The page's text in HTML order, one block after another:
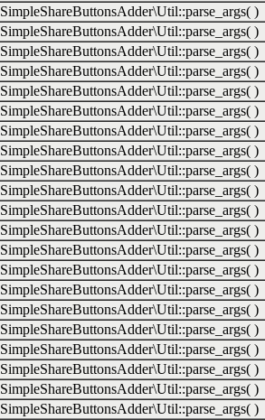
SimpleShareButtonsAdder\Util::parse_args( )
SimpleShareButtonsAdder\Util::parse_args( )
SimpleShareButtonsAdder\Util::parse_args( )
SimpleShareButtonsAdder\Util::parse_args( )
SimpleShareButtonsAdder\Util::parse_args( )
SimpleShareButtonsAdder\Util::parse_args( )
SimpleShareButtonsAdder\Util::parse_args( )
SimpleShareButtonsAdder\Util::parse_args( )
SimpleShareButtonsAdder\Util::parse_args( )
SimpleShareButtonsAdder\Util::parse_args( )
SimpleShareButtonsAdder\Util::parse_args( )
SimpleShareButtonsAdder\Util::parse_args( )
SimpleShareButtonsAdder\Util::parse_args( )
SimpleShareButtonsAdder\Util::parse_args( )
SimpleShareButtonsAdder\Util::parse_args( )
SimpleShareButtonsAdder\Util::parse_args( )
SimpleShareButtonsAdder\Util::parse_args( )
SimpleShareButtonsAdder\Util::parse_args( )
SimpleShareButtonsAdder\Util::parse_args( )
SimpleShareButtonsAdder\Util::parse_args( )
SimpleShareButtonsAdder\Util::parse_args( )